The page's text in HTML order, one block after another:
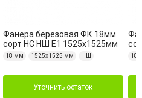
Фанера березовая ФК 18мм
сорт НС НШ Е1 1525х1525мм
18 мм 1525х1525 мм НШ
Уточнить остаток
18